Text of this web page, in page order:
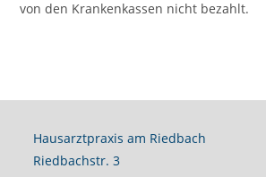
von den Krankenkassen nicht bezahlt.
Hausarztpraxis am Riedbach
Riedbachstr. 3